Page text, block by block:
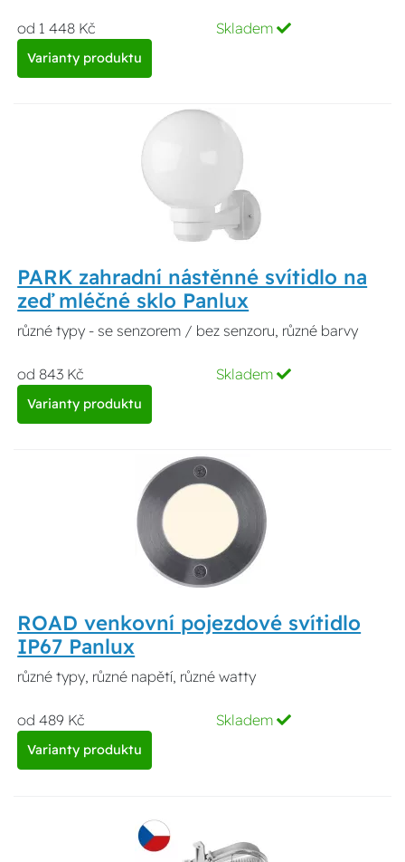
od 1 448 Kč Skladem
Varianty produktu
PARK zahradní nástěnné svítidlo na
zeď mléčné sklo Panlux
různé typy - se senzorem / bez senzoru, různé barvy
od 843 Kč Skladem
Varianty produktu
ROAD venkovní pojezdové svítidlo
IP67 Panlux
různé typy, různé napětí, různé watty
od 489 Kč Skladem
Varianty produktu